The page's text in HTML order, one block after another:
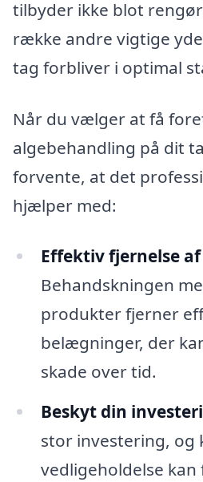
tilbyder ikke blot
række andre vigtige
tag forbliver i optimal
Når du vælger at få
algebehandling på dit
forvente, at det
hjælper med:
Effektiv fjernelse
Behandskningen
produkter fjerner
belægninger, der
skade over tid.
Beskyt din
stor investering, og
vedligeholdelse